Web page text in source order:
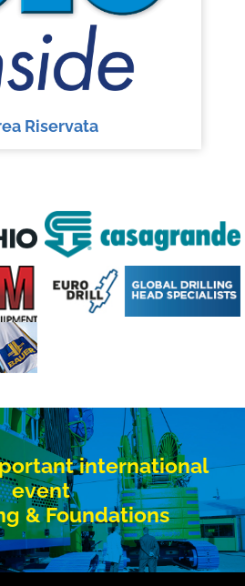
Riservata
international
event
& Foundations